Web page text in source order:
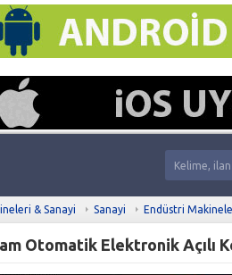
& Sanayi Sanayi Endüstri
Otomatik Elektronik Açılı